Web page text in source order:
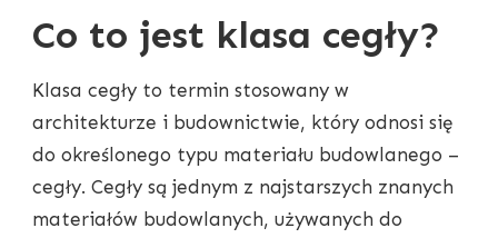
Co to jest klasa cegły?
Klasa cegły to termin stosowany w
architekturze i budownictwie, który odnosi się
do określonego typu materiału budowlanego –
cegły. Cegły są jednym z najstarszych znanych
materiałów budowlanych, używanych do